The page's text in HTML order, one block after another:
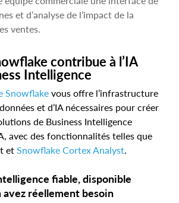
et d’analyse de l’impact de la
ventes.
contribue à l’IA
Intelligence
Snowflake vous offre l’infrastructure
et d’IA nécessaires pour créer
de Business Intelligence
avec des fonctionnalités telles que
et Snowflake Cortex Analyst.
fiable, disponible
avez réellement besoin